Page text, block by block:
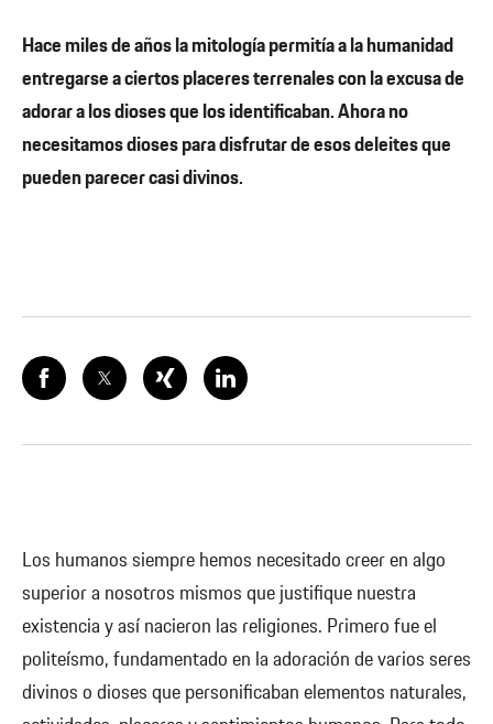
Hace miles de años la mitología permitía a la humanidad
entregarse a ciertos placeres terrenales con la excusa de
adorar a los dioses que los identificaban. Ahora no
necesitamos dioses para disfrutar de esos deleites que
pueden parecer casi divinos.
Los humanos siempre hemos necesitado creer en algo
superior a nosotros mismos que justifique nuestra
existencia y así nacieron las religiones. Primero fue el
politeísmo, fundamentado en la adoración de varios seres
divinos o dioses que personificaban elementos naturales,